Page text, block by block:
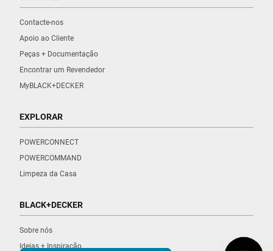
Contacte-nos
Apoio ao Cliente
Peças + Documentação
Encontrar um Revendedor
MyBLACK+DECKER
EXPLORAR
POWERCONNECT
POWERCOMMAND
Limpeza da Casa
BLACK+DECKER
Sobre nós
Ideias + Inspiração